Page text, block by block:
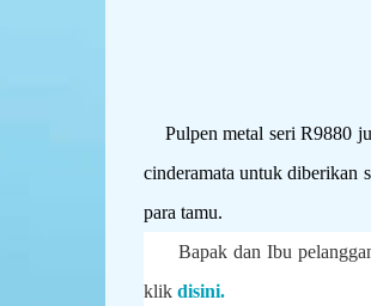
Pulpen metal seri R9880
cinderamata untuk diberikan
para tamu.
Bapak dan Ibu pelanggan
klik disini.